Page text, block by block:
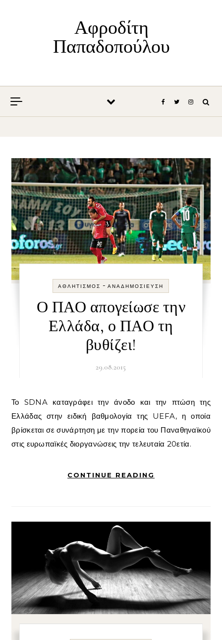
Αφροδίτη
Παπαδοπούλου
ΑΘΛΗΤΙΣΜΌΣ -ΑΝΑΔΗΜΟΣΊΕΥΣΗ
Ο ΠΑΟ απογείωσε την
Ελλάδα, ο ΠΑΟ τη
βυθίζει!
29.08.2015
Το SDNA καταγράφει την άνοδο και την πτώση της
Ελλάδας στην ειδική βαθμολογία της UEFA, η οποία
βρίσκεται σε συνάρτηση με την πορεία του Παναθηναϊκού
στις ευρωπαϊκές διοργανώσεις την τελευταία 20ετία.
CONTINUE READING